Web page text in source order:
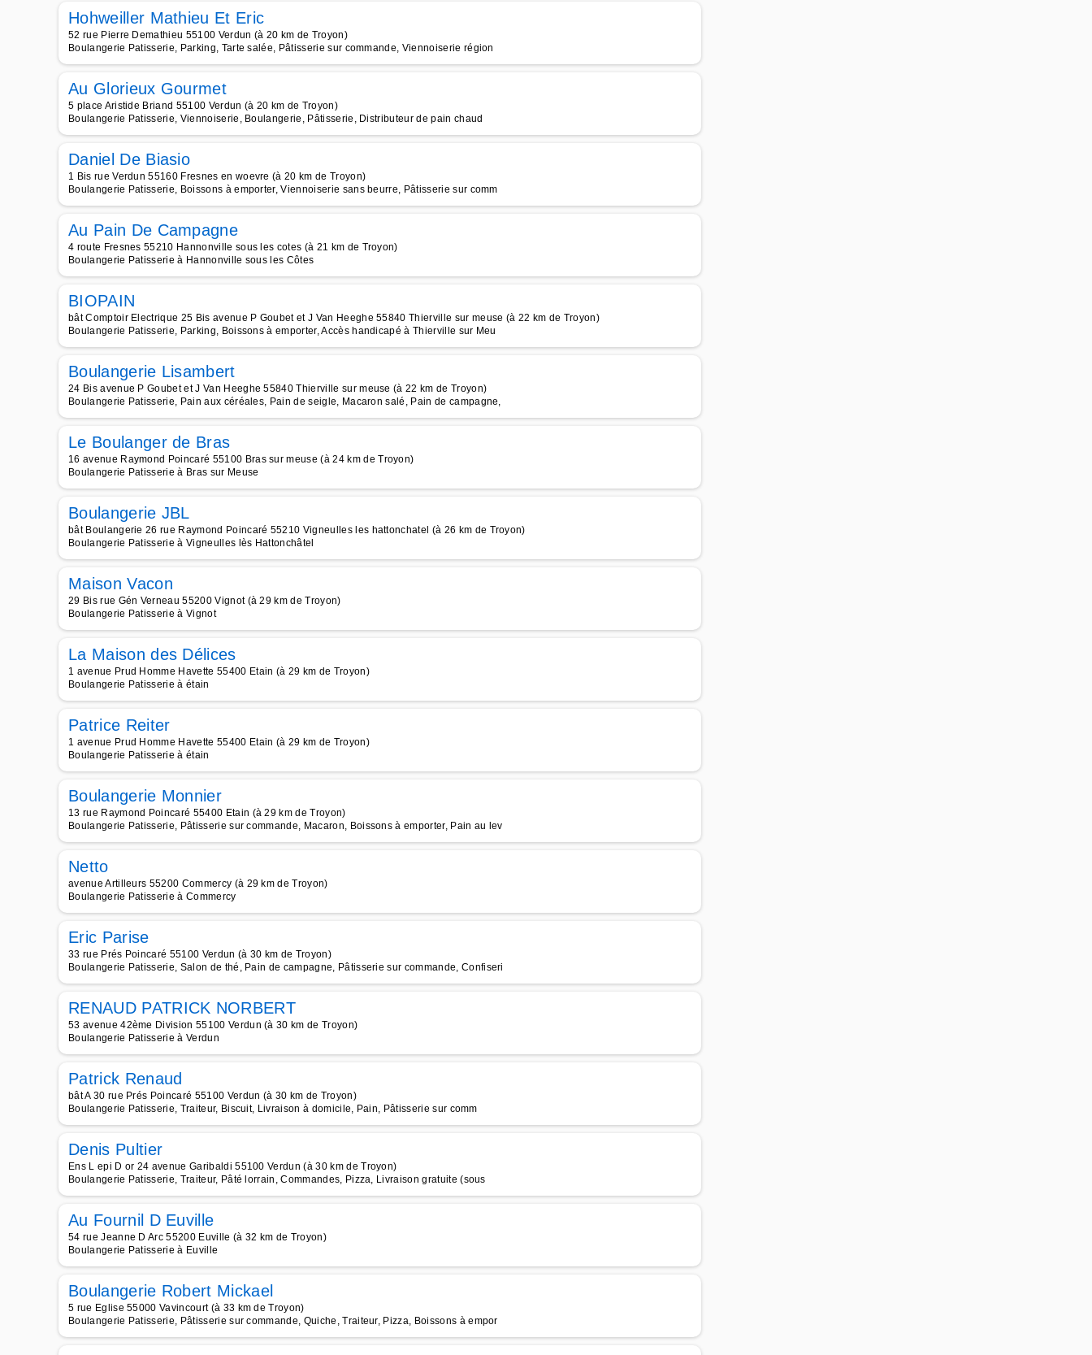
Hohweiller Mathieu Et Eric
52 rue Pierre Demathieu 55100 Verdun (à 20 km de Troyon)
Boulangerie Patisserie, Parking, Tarte salée, Pâtisserie sur commande, Viennoiserie région
Au Glorieux Gourmet
5 place Aristide Briand 55100 Verdun (à 20 km de Troyon)
Boulangerie Patisserie, Viennoiserie, Boulangerie, Pâtisserie, Distributeur de pain chaud
Daniel De Biasio
1 Bis rue Verdun 55160 Fresnes en woevre (à 20 km de Troyon)
Boulangerie Patisserie, Boissons à emporter, Viennoiserie sans beurre, Pâtisserie sur comm
Au Pain De Campagne
4 route Fresnes 55210 Hannonville sous les cotes (à 21 km de Troyon)
Boulangerie Patisserie à Hannonville sous les Côtes
BIOPAIN
bât Comptoir Electrique 25 Bis avenue P Goubet et J Van Heeghe 55840 Thierville sur meuse (à 22 km de Troyon)
Boulangerie Patisserie, Parking, Boissons à emporter, Accès handicapé à Thierville sur Meu
Boulangerie Lisambert
24 Bis avenue P Goubet et J Van Heeghe 55840 Thierville sur meuse (à 22 km de Troyon)
Boulangerie Patisserie, Pain aux céréales, Pain de seigle, Macaron salé, Pain de campagne,
Le Boulanger de Bras
16 avenue Raymond Poincaré 55100 Bras sur meuse (à 24 km de Troyon)
Boulangerie Patisserie à Bras sur Meuse
Boulangerie JBL
bât Boulangerie 26 rue Raymond Poincaré 55210 Vigneulles les hattonchatel (à 26 km de Troyon)
Boulangerie Patisserie à Vigneulles lès Hattonchâtel
Maison Vacon
29 Bis rue Gén Verneau 55200 Vignot (à 29 km de Troyon)
Boulangerie Patisserie à Vignot
La Maison des Délices
1 avenue Prud Homme Havette 55400 Etain (à 29 km de Troyon)
Boulangerie Patisserie à étain
Patrice Reiter
1 avenue Prud Homme Havette 55400 Etain (à 29 km de Troyon)
Boulangerie Patisserie à étain
Boulangerie Monnier
13 rue Raymond Poincaré 55400 Etain (à 29 km de Troyon)
Boulangerie Patisserie, Pâtisserie sur commande, Macaron, Boissons à emporter, Pain au lev
Netto
avenue Artilleurs 55200 Commercy (à 29 km de Troyon)
Boulangerie Patisserie à Commercy
Eric Parise
33 rue Prés Poincaré 55100 Verdun (à 30 km de Troyon)
Boulangerie Patisserie, Salon de thé, Pain de campagne, Pâtisserie sur commande, Confiseri
RENAUD PATRICK NORBERT
53 avenue 42ème Division 55100 Verdun (à 30 km de Troyon)
Boulangerie Patisserie à Verdun
Patrick Renaud
bât A 30 rue Prés Poincaré 55100 Verdun (à 30 km de Troyon)
Boulangerie Patisserie, Traiteur, Biscuit, Livraison à domicile, Pain, Pâtisserie sur comm
Denis Pultier
Ens L epi D or 24 avenue Garibaldi 55100 Verdun (à 30 km de Troyon)
Boulangerie Patisserie, Traiteur, Pâté lorrain, Commandes, Pizza, Livraison gratuite (sous
Au Fournil D Euville
54 rue Jeanne D Arc 55200 Euville (à 32 km de Troyon)
Boulangerie Patisserie à Euville
Boulangerie Robert Mickael
5 rue Eglise 55000 Vavincourt (à 33 km de Troyon)
Boulangerie Patisserie, Pâtisserie sur commande, Quiche, Traiteur, Pizza, Boissons à empor